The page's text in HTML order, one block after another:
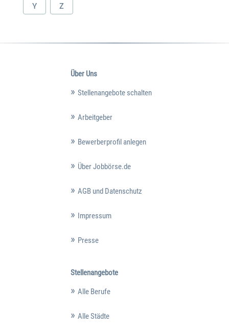
Y Z
Über Uns
Stellenangebote schalten
Arbeitgeber
Bewerberprofil anlegen
Über Jobbörse.de
AGB und Datenschutz
Impressum
Presse
Stellenangebote
Alle Berufe
Alle Städte